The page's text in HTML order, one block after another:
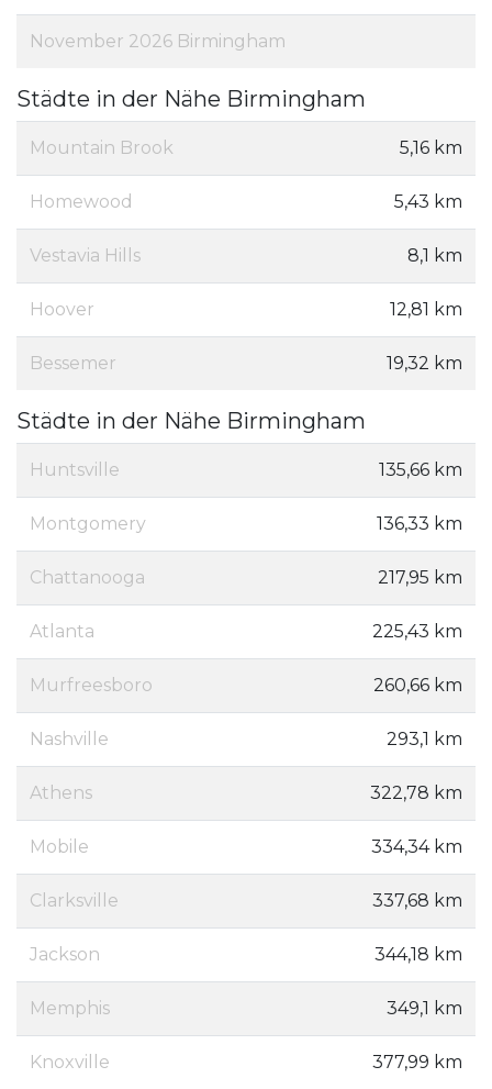
November 2026 Birmingham
Städte in der Nähe Birmingham
Mountain Brook 5,16 km
Homewood 5,43 km
Vestavia Hills 8,1 km
Hoover 12,81 km
Bessemer 19,32 km
Städte in der Nähe Birmingham
Huntsville 135,66 km
Montgomery 136,33 km
Chattanooga 217,95 km
Atlanta 225,43 km
Murfreesboro 260,66 km
Nashville 293,1 km
Athens 322,78 km
Mobile 334,34 km
Clarksville 337,68 km
Jackson 344,18 km
Memphis 349,1 km
Knoxville 377,99 km